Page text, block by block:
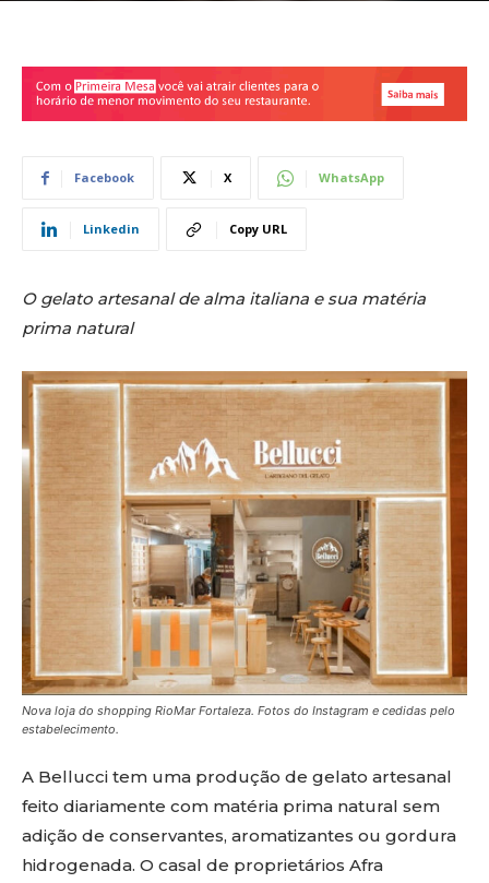
Facebook X WhatsApp
Linkedin Copy URL
O gelato artesanal de alma italiana e sua matéria
prima natural
Nova loja do shopping RioMar Fortaleza. Fotos do Instagram e cedidas pelo
estabelecimento.
A Bellucci tem uma produção de gelato artesanal
feito diariamente com matéria prima natural sem
adição de conservantes, aromatizantes ou gordura
hidrogenada. O casal de proprietários Afra